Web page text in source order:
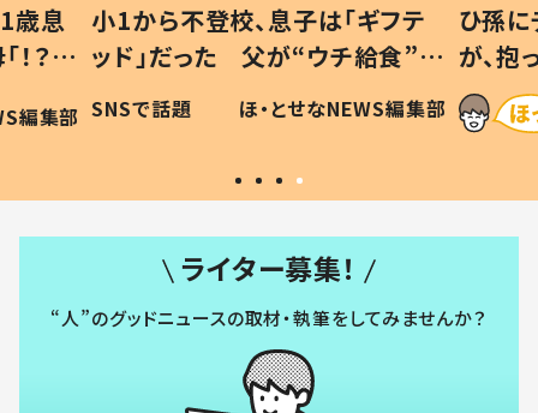
フテ
食”を
編集部
ひ孫にデレデレな80歳じいじ
が、抱っこすると…ひ孫の反応に
「涙が出ました」「可愛くて仕方な
い」
ほ・とせなNEWS編集部
ライター募集！
“人”のグッドニュースの取材・執筆をしてみませんか？